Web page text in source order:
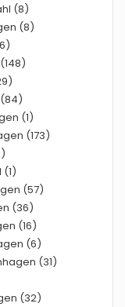
(8)
(8)
(1)
(173)
(57)
(36)
(16)
(6)
(31)
(32)